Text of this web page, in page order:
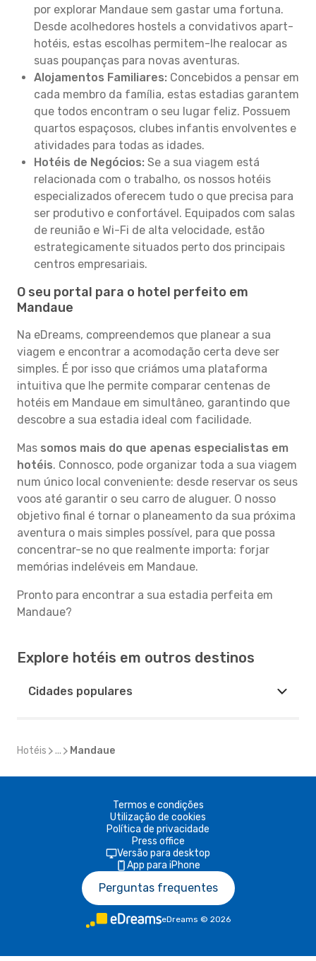
por explorar Mandaue sem gastar uma fortuna.
Desde acolhedores hostels a convidativos apart-
hotéis, estas escolhas permitem-lhe realocar as
suas poupanças para novas aventuras.
Alojamentos Familiares: Concebidos a pensar em
cada membro da família, estas estadias garantem
que todos encontram o seu lugar feliz. Possuem
quartos espaçosos, clubes infantis envolventes e
atividades para todas as idades.
Hotéis de Negócios: Se a sua viagem está
relacionada com o trabalho, os nossos hotéis
especializados oferecem tudo o que precisa para
ser produtivo e confortável. Equipados com salas
de reunião e Wi-Fi de alta velocidade, estão
estrategicamente situados perto dos principais
centros empresariais.
O seu portal para o hotel perfeito em
Mandaue
Na eDreams, compreendemos que planear a sua
viagem e encontrar a acomodação certa deve ser
simples. É por isso que criámos uma plataforma
intuitiva que lhe permite comparar centenas de
hotéis em Mandaue em simultâneo, garantindo que
descobre a sua estadia ideal com facilidade.
Mas somos mais do que apenas especialistas em
hotéis. Connosco, pode organizar toda a sua viagem
num único local conveniente: desde reservar os seus
voos até garantir o seu carro de aluguer. O nosso
objetivo final é tornar o planeamento da sua próxima
aventura o mais simples possível, para que possa
concentrar-se no que realmente importa: forjar
memórias indeléveis em Mandaue.
Pronto para encontrar a sua estadia perfeita em
Mandaue?
Explore hotéis em outros destinos
Cidades populares
Hotéis ... Mandaue
Termos e condições
Utilização de cookies
Política de privacidade
Press office
Versão para desktop
App para iPhone
Perguntas frequentes
eDreams © 2026